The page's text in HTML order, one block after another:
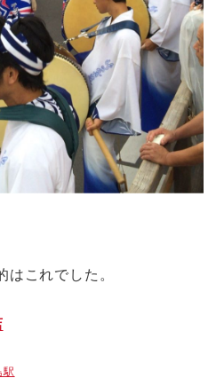
これでした。
駅